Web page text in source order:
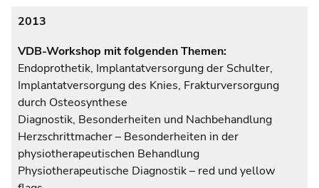
2013
VDB-Workshop mit folgenden Themen:
Endoprothetik, Implantatversorgung der Schulter,
Implantatversorgung des Knies, Frakturversorgung
durch Osteosynthese
Diagnostik, Besonderheiten und Nachbehandlung
Herzschrittmacher – Besonderheiten in der
physiotherapeutischen Behandlung
Physiotherapeutische Diagnostik – red und yellow